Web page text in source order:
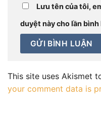
Lưu tên của tôi,
duyệt này cho lần
This site uses Akismet
your comment data is